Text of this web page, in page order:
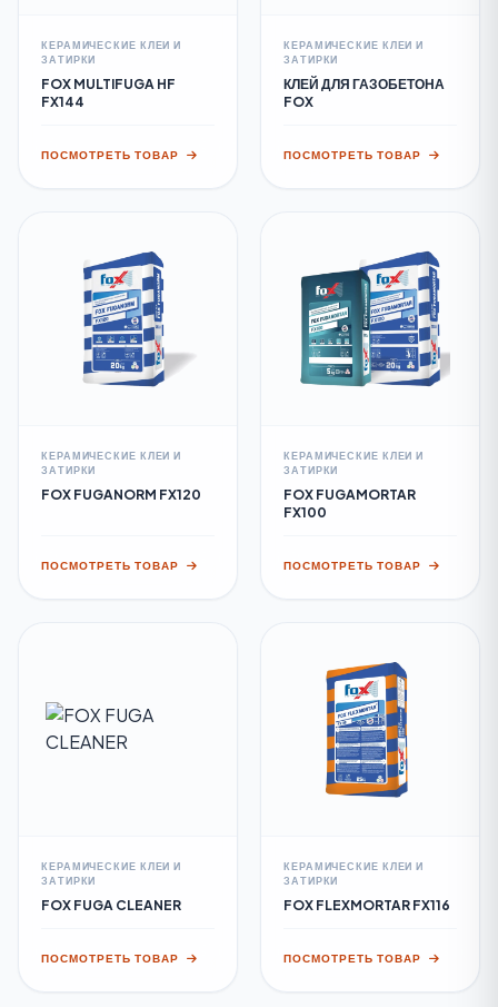
КЕРАМИЧЕСКИЕ КЛЕИ И
ЗАТИРКИ
FOX MULTIFUGA HF
FX144
ПОСМОТРЕТЬ ТОВАР
КЕРАМИЧЕСКИЕ КЛЕИ И
ЗАТИРКИ
КЛЕЙ ДЛЯ ГАЗОБЕТОНА
FOX
ПОСМОТРЕТЬ ТОВАР
КЕРАМИЧЕСКИЕ КЛЕИ И
ЗАТИРКИ
FOX FUGANORM FX120
ПОСМОТРЕТЬ ТОВАР
КЕРАМИЧЕСКИЕ КЛЕИ И
ЗАТИРКИ
FOX FUGAMORTAR
FX100
ПОСМОТРЕТЬ ТОВАР
КЕРАМИЧЕСКИЕ КЛЕИ И
ЗАТИРКИ
FOX FUGA CLEANER
ПОСМОТРЕТЬ ТОВАР
КЕРАМИЧЕСКИЕ КЛЕИ И
ЗАТИРКИ
FOX FLEXMORTAR FX116
ПОСМОТРЕТЬ ТОВАР